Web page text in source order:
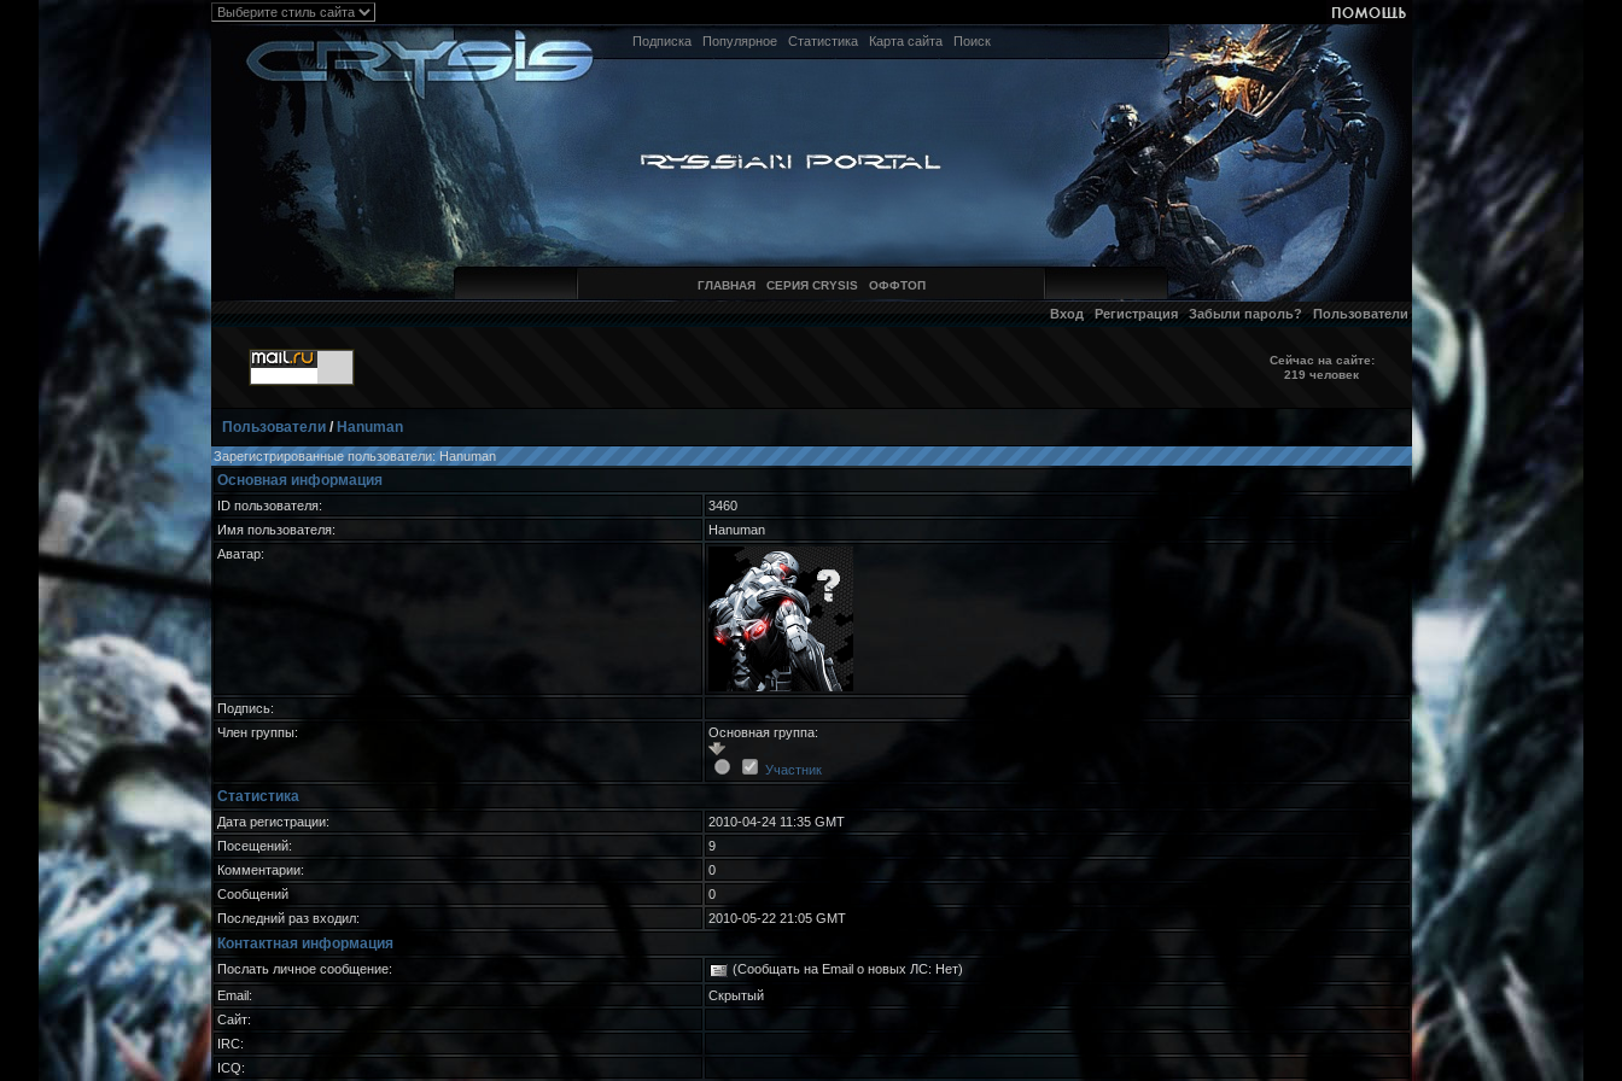
Подписка Популярное Статистика Карта сайта Поиск
ГЛАВНАЯ СЕРИЯ CRYSIS ОФФТОП
Вход Регистрация Забыли пароль? Пользователи
Сейчас на сайте:
219 человек
Пользователи/ Hanuman
Зарегистрированные пользователи: Hanuman
Основная информация
ID пользователя:
3460
Имя пользователя:
Hanuman
Аватар:
Подпись:
Член группы:
Основная группа:
Участник
Статистика
Дата регистрации:
2010-04-24 11:35 GMT
Посещений:
9
Комментарии:
0
Сообщений
0
Последний раз входил:
2010-05-22 21:05 GMT
Контактная информация
Послать личное сообщение:
(Сообщать на Email о новых ЛС: Нет)
Email:
Скрытый
Сайт:
IRC:
ICQ: